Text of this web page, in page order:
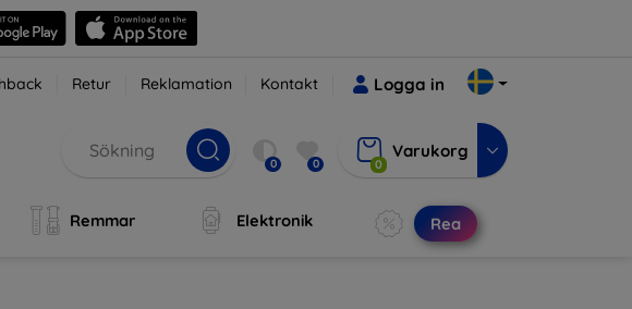
Retur Reklamation Kontakt Logga in
0 0 0
Varukorg
Remmar Elektronik Rea